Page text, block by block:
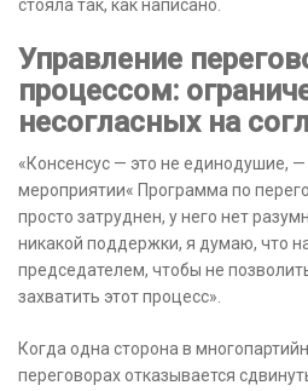
стояла так, как написано.
Управление
процессом:
несогласных на
«Консенсус — это не единодушие, —
мероприятии« Программа по
просто затруднен, у него нет
никакой поддержки, я думаю, что
председателем, чтобы не
захватить этот процесс».
Когда одна сторона в
переговорах отказывается